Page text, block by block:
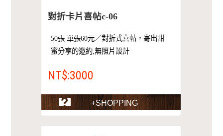
對折卡片喜帖c-06
50張 單張60元／對折式喜帖，寄出甜
蜜分享的邀約,無照片設計
NT$:3000
+SHOPPING